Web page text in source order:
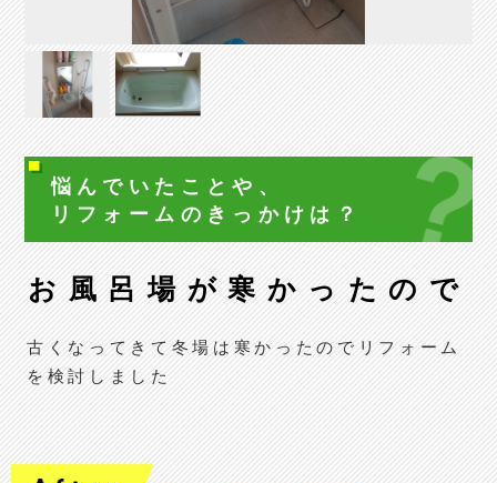
悩んでいたことや、
リフォームの きっかけは？
お風呂場が寒かったので
古くなってきて冬場は寒かったのでリフォーム
を検討しました